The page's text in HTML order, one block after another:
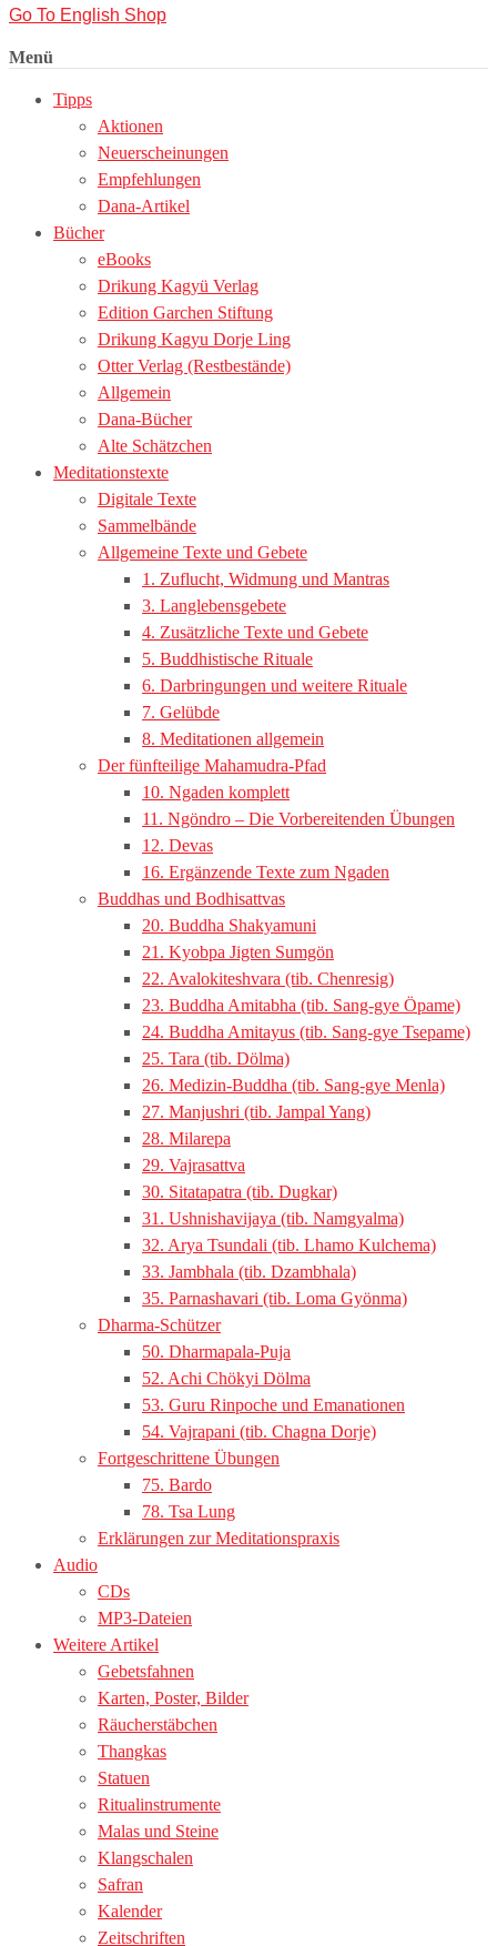
Go To English Shop
Menü
Tipps
Aktionen
Neuerscheinungen
Empfehlungen
Dana-Artikel
Bücher
eBooks
Drikung Kagyü Verlag
Edition Garchen Stiftung
Drikung Kagyu Dorje Ling
Otter Verlag (Restbestände)
Allgemein
Dana-Bücher
Alte Schätzchen
Meditationstexte
Digitale Texte
Sammelbände
Allgemeine Texte und Gebete
1. Zuflucht, Widmung und Mantras
3. Langlebensgebete
4. Zusätzliche Texte und Gebete
5. Buddhistische Rituale
6. Darbringungen und weitere Rituale
7. Gelübde
8. Meditationen allgemein
Der fünfteilige Mahamudra-Pfad
10. Ngaden komplett
11. Ngöndro – Die Vorbereitenden Übungen
12. Devas
16. Ergänzende Texte zum Ngaden
Buddhas und Bodhisattvas
20. Buddha Shakyamuni
21. Kyobpa Jigten Sumgön
22. Avalokiteshvara (tib. Chenresig)
23. Buddha Amitabha (tib. Sang-gye Öpame)
24. Buddha Amitayus (tib. Sang-gye Tsepame)
25. Tara (tib. Dölma)
26. Medizin-Buddha (tib. Sang-gye Menla)
27. Manjushri (tib. Jampal Yang)
28. Milarepa
29. Vajrasattva
30. Sitatapatra (tib. Dugkar)
31. Ushnishavijaya (tib. Namgyalma)
32. Arya Tsundali (tib. Lhamo Kulchema)
33. Jambhala (tib. Dzambhala)
35. Parnashavari (tib. Loma Gyönma)
Dharma-Schützer
50. Dharmapala-Puja
52. Achi Chökyi Dölma
53. Guru Rinpoche und Emanationen
54. Vajrapani (tib. Chagna Dorje)
Fortgeschrittene Übungen
75. Bardo
78. Tsa Lung
Erklärungen zur Meditationspraxis
Audio
CDs
MP3-Dateien
Weitere Artikel
Gebetsfahnen
Karten, Poster, Bilder
Räucherstäbchen
Thangkas
Statuen
Ritualinstrumente
Malas und Steine
Klangschalen
Safran
Kalender
Zeitschriften